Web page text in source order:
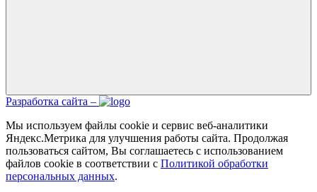
Разработка сайта –
Мы используем файлы cookie и сервис веб-аналитики
Яндекс.Метрика для улучшения работы сайта. Продолжая
пользоваться сайтом, Вы соглашаетесь с использованием
файлов cookie в соответствии с Политикой обработки
персональных данных.